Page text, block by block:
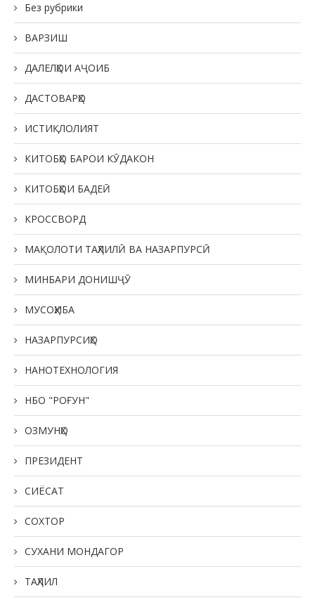
Без рубрики
ВАРЗИШ
ДАЛЕЛҲОИ АҶОИБ
ДАСТОВАРҲО
ИСТИҚЛОЛИЯТ
КИТОБҲО БАРОИ КӮДАКОН
КИТОБҲОИ БАДЕӢ
КРОССВОРД
МАҚОЛОТИ ТАҲЛИЛӢ ВА НАЗАРПУРСӢ
МИНБАРИ ДОНИШҶӮ
МУСОҲИБА
НАЗАРПУРСИҲО
НАНОТЕХНОЛОГИЯ
НБО "РОҒУН"
ОЗМУНҲО
ПРЕЗИДЕНТ
СИЁСАТ
СОХТОР
СУХАНИ МОНДАГОР
ТАҲЛИЛ